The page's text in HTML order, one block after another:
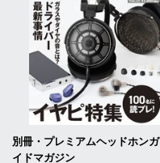
別冊・プレミアムヘッドホンガ
イドマガジン